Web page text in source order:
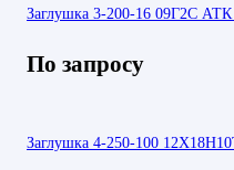
Заглушка 3-200-16 09Г2С АТК
По запросу
Заглушка 4-250-100